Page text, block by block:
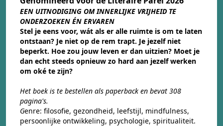
EEN UITNODIGING OM INNERLIJKE VRIJHEID TE
ONDERZOEKEN ÉN ERVAREN
Stel je eens voor, wát als er alle ruimte is om te laten
ontstaan? Je niet op de rem trapt. Je jezelf niet
beperkt. Hoe zou jouw leven er dan uitzien? Moet je
dan echt steeds opnieuw zo hard aan jezelf werken
om oké te zijn?
Het boek is te bestellen als paperback en bevat 308
pagina's.
Genre: filosofie, gezondheid, leefstijl, mindfulness,
persoonlijke ontwikkeling, psychologie, spiritualiteit.